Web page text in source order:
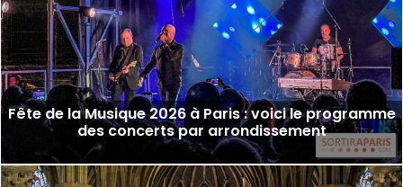
Fête de la Musique 2026 à Paris : voici le programme
des concerts par arrondissement